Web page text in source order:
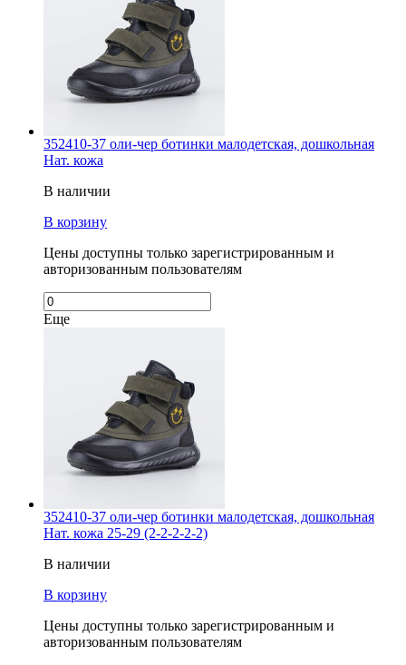
352410-37 оли-чер ботинки малодетская, дошкольная
Нат. кожа
В наличии
В корзину
Цены доступны только зарегистрированным и
авторизованным пользователям
Еще
352410-37 оли-чер ботинки малодетская, дошкольная
Нат. кожа 25-29 (2-2-2-2-2)
В наличии
В корзину
Цены доступны только зарегистрированным и
авторизованным пользователям